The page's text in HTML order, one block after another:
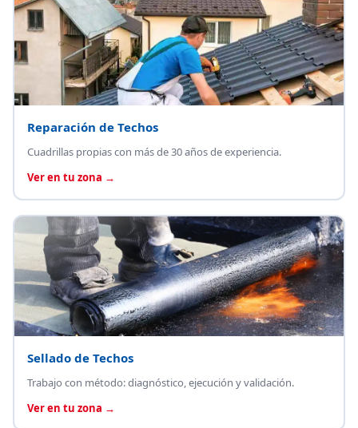
Reparación de Techos
Cuadrillas propias con más de 30 años de experiencia.
Ver en tu zona →
Sellado de Techos
Trabajo con método: diagnóstico, ejecución y validación.
Ver en tu zona →